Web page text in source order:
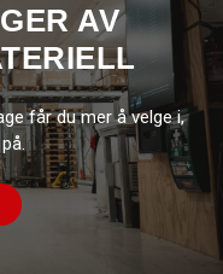
AV
får du mer å velge i,